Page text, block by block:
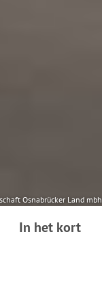
Osnabrücker Land mbh
In het kort